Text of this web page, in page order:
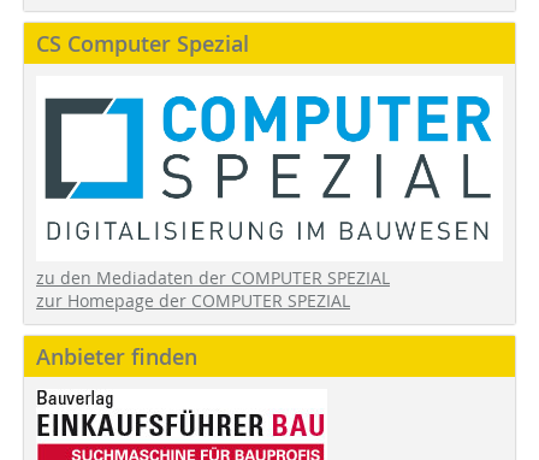
CS Computer Spezial
zu den Mediadaten der COMPUTER SPEZIAL
zur Homepage der COMPUTER SPEZIAL
Anbieter finden